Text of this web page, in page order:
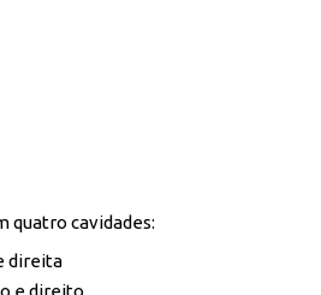
quatro cavidades:
direita